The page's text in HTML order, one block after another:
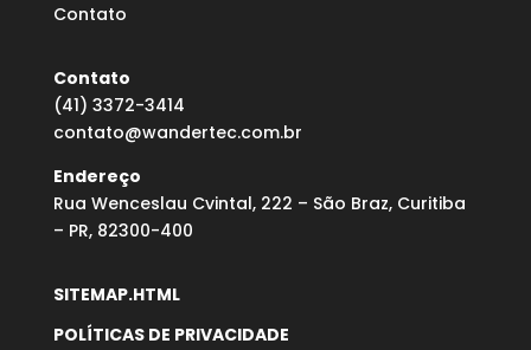
Contato
Contato
(41) 3372-3414
contato@wandertec.com.br
Endereço
Rua Wenceslau Cvintal, 222 – São Braz, Curitiba
– PR, 82300-400
SITEMAP.HTML
POLÍTICAS DE PRIVACIDADE